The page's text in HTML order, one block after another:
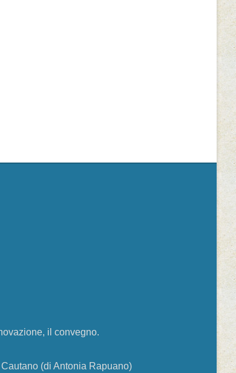
il convegno.
(di Antonia Rapuano)